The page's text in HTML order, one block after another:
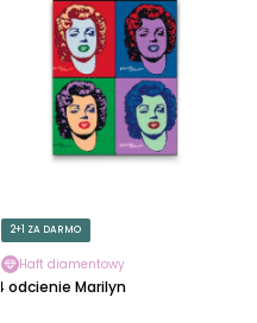
2+1 ZA DARMO
Haft diamentowy
4 odcienie Marilyn